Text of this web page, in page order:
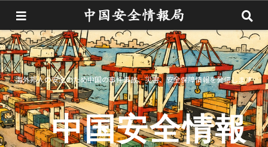
海外邦人の安全のため中国の事件事故、災害、安全保障情報を発信します
中国安全情報